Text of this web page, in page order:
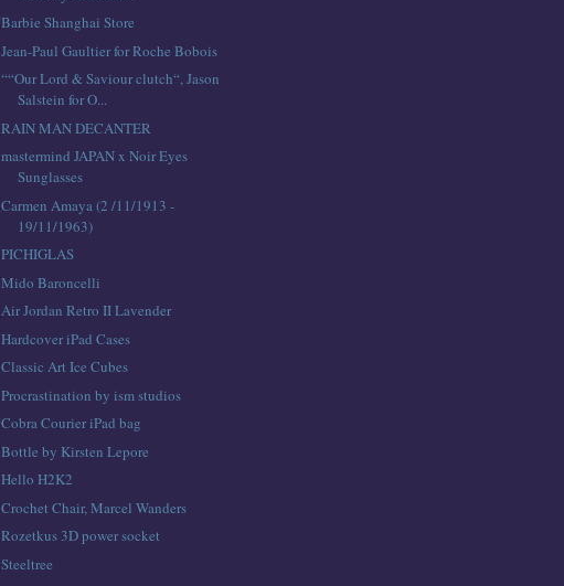
Barbie Shanghai Store
Jean-Paul Gaultier for Roche Bobois
““Our Lord & Saviour clutch“, Jason
Salstein for O...
RAIN MAN DECANTER
mastermind JAPAN x Noir Eyes
Sunglasses
Carmen Amaya (2 /11/1913 -
19/11/1963)
PICHIGLAS
Mido Baroncelli
Air Jordan Retro II Lavender
Hardcover iPad Cases
Classic Art Ice Cubes
Procrastination by ism studios
Cobra Courier iPad bag
Bottle by Kirsten Lepore
Hello H2K2
Crochet Chair, Marcel Wanders
Rozetkus 3D power socket
Steeltree